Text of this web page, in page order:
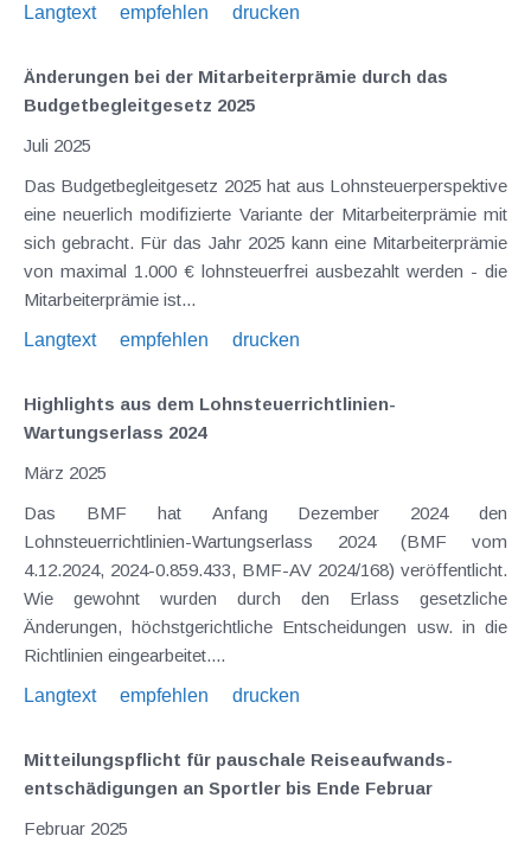
Langtext
empfehlen drucken
Änderungen bei der Mitarbeiterprämie durch das
Budgetbegleitgesetz 2025
Juli 2025
Das Budgetbegleitgesetz 2025 hat aus Lohnsteuerperspektive
eine neuerlich modifizierte Variante der Mitarbeiterprämie mit
sich gebracht. Für das Jahr 2025 kann eine Mitarbeiterprämie
von maximal 1.000 € lohnsteuerfrei ausbezahlt werden - die
Mitarbeiterprämie ist...
Langtext
empfehlen drucken
Highlights aus dem Lohnsteuerrichtlinien-
Wartungserlass 2024
März 2025
Das BMF hat Anfang Dezember 2024 den
Lohnsteuerrichtlinien-Wartungserlass 2024 (BMF vom
4.12.2024, 2024-0.859.433, BMF-AV 2024/168) veröffentlicht.
Wie gewohnt wurden durch den Erlass gesetzliche
Änderungen, höchstgerichtliche Entscheidungen usw. in die
Richtlinien eingearbeitet....
Langtext
empfehlen drucken
Mitteilungspflicht für pauschale Reiseaufwands­
entschädigungen an Sportler bis Ende Februar
Februar 2025